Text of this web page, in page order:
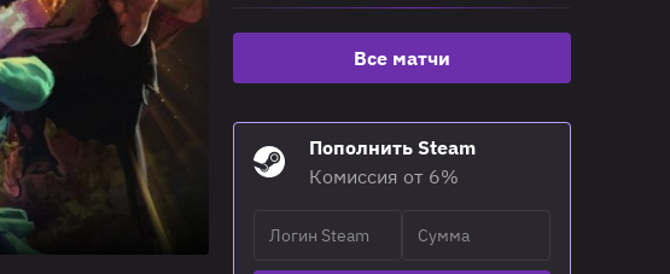
Все матчи
Пополнить Steam
Комиссия от 6%